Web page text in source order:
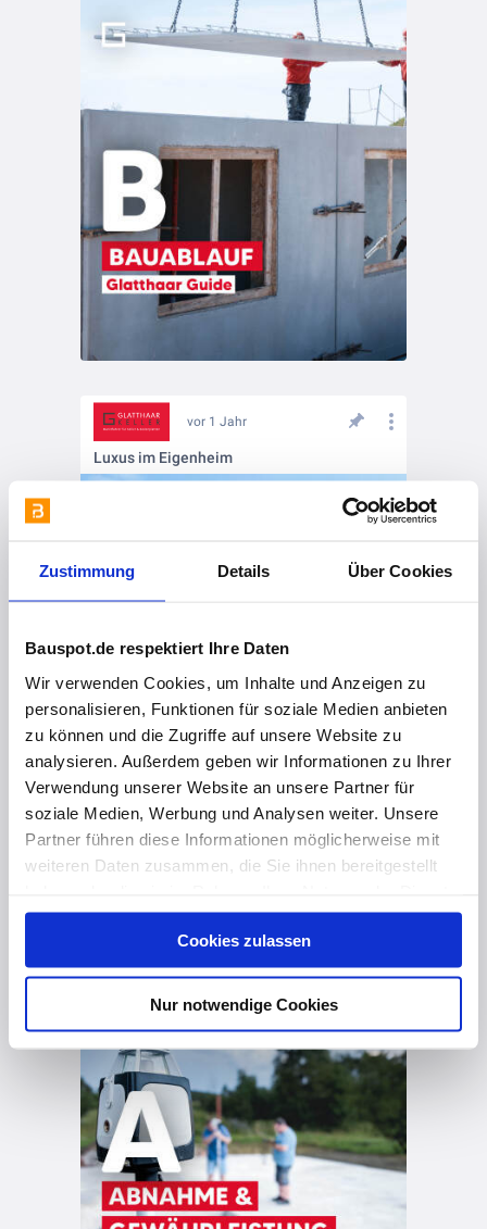
Zustimmung Details Über Cookies
Bauspot.de respektiert Ihre Daten
Wir verwenden Cookies, um Inhalte und Anzeigen zu
personalisieren, Funktionen für soziale Medien anbieten
zu können und die Zugriffe auf unsere Website zu
analysieren. Außerdem geben wir Informationen zu Ihrer
Verwendung unserer Website an unsere Partner für
soziale Medien, Werbung und Analysen weiter. Unsere
Partner führen diese Informationen möglicherweise mit
weiteren Daten zusammen, die Sie ihnen bereitgestellt
gesammelt haben. Hier finden Sie Informationen zum
und unserImpressum.
Cookies zulassen
Nur notwendige Cookies
vor 1 Jahr
Luxus im Eigenheim
vor 1 Jahr